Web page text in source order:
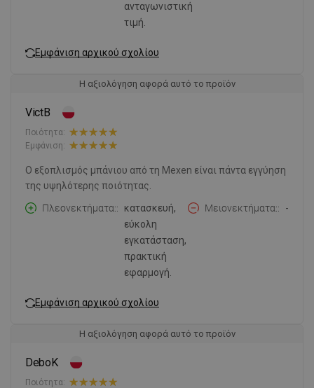
ανταγωνιστική
τιμή.
Εμφάνιση αρχικού σχολίου
Η αξιολόγηση αφορά αυτό το προϊόν
VictB
Ποιότητα:
Εμφάνιση:
Ο εξοπλισμός μπάνιου από τη Mexen είναι πάντα εγγύηση
της υψηλότερης ποιότητας.
Πλεονεκτήματα:
κατασκευή,
εύκολη
εγκατάσταση,
πρακτική
εφαρμογή.
Μειονεκτήματα: -
Εμφάνιση αρχικού σχολίου
Η αξιολόγηση αφορά αυτό το προϊόν
DeboK
Ποιότητα: